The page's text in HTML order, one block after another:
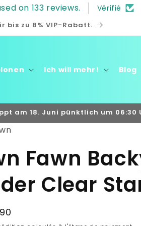
on 133 reviews. Vérifié
bis zu 8% VIP-Rabatt.
Ich will mehr! Blog
am 18. Juni pünktlich um 06:30
Fawn
Clear